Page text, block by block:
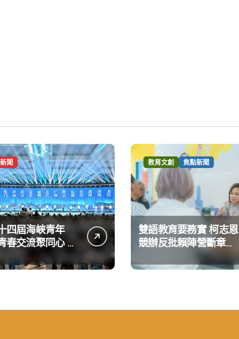
聞
四屆海峽青年
春交流聚同心 攜
共奮進
教育文創 焦點新聞
雙語教育要務實 柯志恩
競辦反批賴陣營斷章取
義 表達嚴正抗議